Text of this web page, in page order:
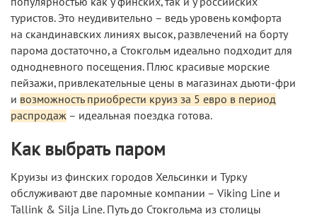
туристов. Это неудивительно – ведь уровень комфорта
на скандинавских линиях высок, развлечений на борту
парома достаточно, а Стокгольм идеально подходит для
однодневного посещения. Плюс красивые морские
пейзажи, привлекательные цены в магазинах дьюти-фри
и возможность приобрести круиз за 5 евро в период
распродаж – идеальная поездка готова.
Как выбрать паром
Круизы из финских городов Хельсинки и Турку
обслуживают две паромные компании – Viking Line и
Tallink & Silja Line. Путь до Стокгольма из столицы